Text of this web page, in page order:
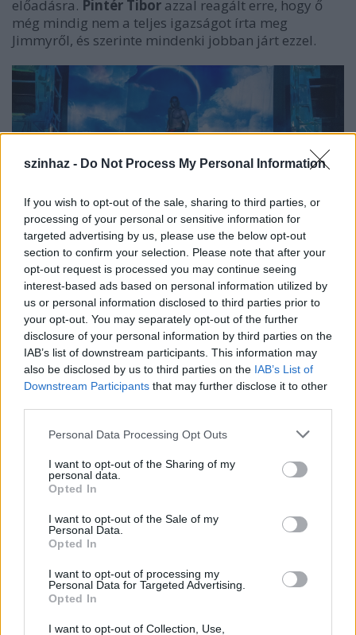
szinhaz - Do Not Process My Personal Information
If you wish to opt-out of the sale, sharing to third parties, or
processing of your personal or sensitive information for
targeted advertising by us, please use the below opt-out
section to confirm your selection. Please note that after your
opt-out request is processed you may continue seeing
interest-based ads based on personal information utilized by
us or personal information disclosed to third parties prior to
your opt-out. You may separately opt-out of the further
disclosure of your personal information by third parties on the
IAB’s list of downstream participants. This information may
also be disclosed by us to third parties on the IAB’s List of
Downstream Participants that may further disclose it to other
Please note that this website/app uses one or more Google
not limited to your visit or usage behaviour. You may click to
grant or deny consent to Google and its third-party tags to
use your data for below specified purposes in below Google
consent section.
Personal Data Processing Opt Outs
I want to opt-out of the Sharing of my
personal data.
Opted In
I want to opt-out of the Sale of my
Personal Data.
Opted In
I want to opt-out of processing my
Personal Data for Targeted Advertising.
Opted In
I want to opt-out of Collection, Use,
előadásra. Pintér Tibor azzal reagált erre, hogy ő
még mindig nem a teljes igazságot írta meg
Jimmyről, és szerinte mindenki jobban járt ezzel.
Számottevő színházi lap (egy kivétellel) nem is
foglalkozott az előadással, egyéb lapokban pedig
ahol írtak róla, zömmel vállalhatatlannak ítélték.
Vajon minden előzetes ítéletünk, érzelmünk és
véleményünk mellett lehet-e elfogulatlanul látni és
Szinhaz.net-enmegjelent írásában.
A szerző véleménye szerintZámbó Jimmy
úgy lett a
populáris kultúra hőse
soha nem lett celeb, nem tartozott a középosztály
különböző rétegeit szórakoztató üresfejű, gőgös,
Hajdu Pétertől Bochkor Gáborig kizárólag saját
magukról szólnak” – fogalmaz.
Az énekes „hatásvadász volt, de ez a hatásvadászat